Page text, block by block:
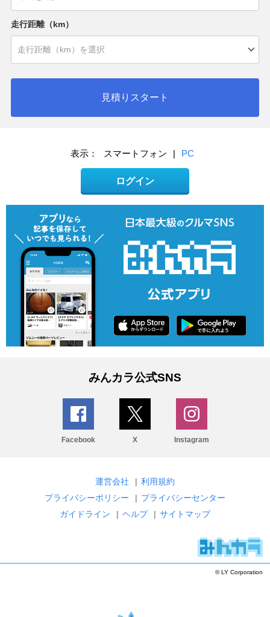
走行距離（km）
見積りスタート
表示： スマートフォン | PC
ログイン
みんカラ公式SNS
Facebook X Instagram
運営会社 | 利用規約
プライバシーポリシー
| プライバシーセンター
ガイドライン
| ヘルプ | サイトマップ
© LY Corporation